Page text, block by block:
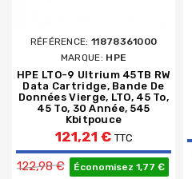
RÉFÉRENCE: 11878361000
MARQUE: HPE
HPE LTO-9 Ultrium 45TB RW
Data Cartridge, Bande De
Données Vierge, LTO, 45 To,
45 To, 30 Année, 545
Kbitpouce
121,21 € TTC
Prix de base
122,98 € Économisez 1,77 €